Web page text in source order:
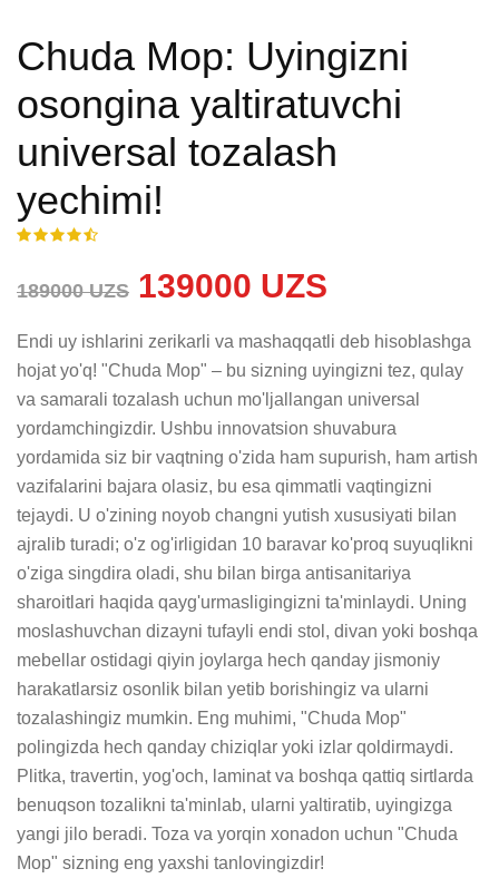
Chuda Mop: Uyingizni
osongina yaltiratuvchi
universal tozalash
yechimi!
189000 UZS 139000 UZS
Endi uy ishlarini zerikarli va mashaqqatli deb hisoblashga
hojat yo'q! "Chuda Mop" – bu sizning uyingizni tez, qulay
va samarali tozalash uchun mo'ljallangan universal
yordamchingizdir. Ushbu innovatsion shuvabura
yordamida siz bir vaqtning o'zida ham supurish, ham artish
vazifalarini bajara olasiz, bu esa qimmatli vaqtingizni
tejaydi. U o'zining noyob changni yutish xususiyati bilan
ajralib turadi; o'z og'irligidan 10 baravar ko'proq suyuqlikni
o'ziga singdira oladi, shu bilan birga antisanitariya
sharoitlari haqida qayg'urmasligingizni ta'minlaydi. Uning
moslashuvchan dizayni tufayli endi stol, divan yoki boshqa
mebellar ostidagi qiyin joylarga hech qanday jismoniy
harakatlarsiz osonlik bilan yetib borishingiz va ularni
tozalashingiz mumkin. Eng muhimi, "Chuda Mop"
polingizda hech qanday chiziqlar yoki izlar qoldirmaydi.
Plitka, travertin, yog'och, laminat va boshqa qattiq sirtlarda
benuqson tozalikni ta'minlab, ularni yaltiratib, uyingizga
yangi jilo beradi. Toza va yorqin xonadon uchun "Chuda
Mop" sizning eng yaxshi tanlovingizdir!